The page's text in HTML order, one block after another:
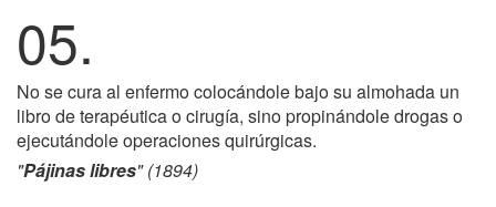
05.
No se cura al enfermo colocándole bajo su almohada un
libro de terapéutica o cirugía, sino propinándole drogas o
ejecutándole operaciones quirúrgicas.
"Pájinas libres" (1894)